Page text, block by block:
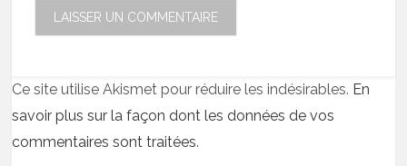
Ce site utilise Akismet pour réduire les indésirables. En
savoir plus sur la façon dont les données de vos
commentaires sont traitées.